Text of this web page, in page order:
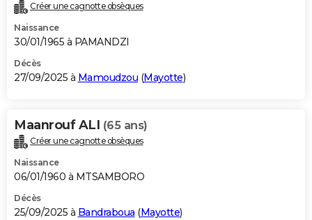
Créer une cagnotte obsèques
Naissance
30/01/1965 à PAMANDZI
Décès
27/09/2025 à Mamoudzou (Mayotte)
Maanrouf ALI (65 ans)
Créer une cagnotte obsèques
Naissance
06/01/1960 à MTSAMBORO
Décès
25/09/2025 à Bandraboua (Mayotte)